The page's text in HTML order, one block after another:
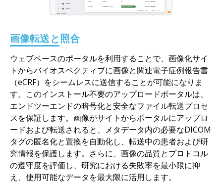
画像転送と照合
ウェブベースのポータルを利用することで、画像化サイ
トからバイオスペクティブに画像と関連電子症例報告書
（eCRF）をシームレスに送信することが可能になりま
す。このインストール不要のアップロードポータルは、
エンドツーエンドの暗号化と安全なファイル転送プロセ
スを保証します。画像がサイトからポータルにアップロ
ードおよび転送されると、メタデータ内の必要なDICOM
タグの匿名化と置換を自動化し、転送中の患者および研
究情報を保護します。さらに、画像の品質とプロトコル
の遵守度を評価し、研究における失敗率を最小限に抑
え、使用可能なデータを最大限に活用します。